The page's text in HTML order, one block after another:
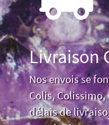
Livraison
Nos envois se
Colis,
délais de